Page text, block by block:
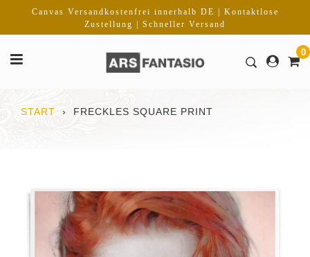
Inhalt
Canvas Versandkostenfrei innerhalb DE | Kontaktlose
Zustellung | Schneller Versand
0
START › FRECKLES SQUARE PRINT